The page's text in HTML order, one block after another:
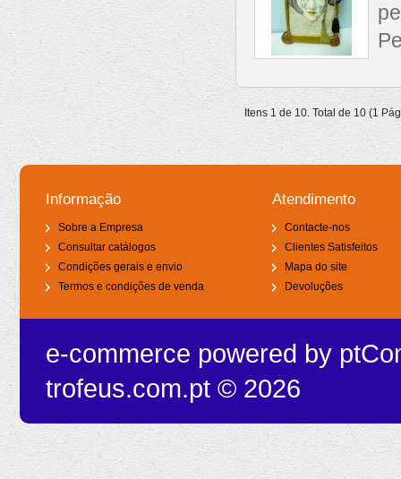
Itens 1 de 10. Total de 10 (1
Informação
Sobre a Empresa
Consultar catálogos
Condições gerais e envio
Termos e condições de venda
Atendimento
Contacte-nos
Clientes Satisfeitos
Mapa do site
Devoluções
e-commerce powered by
trofeus.com.pt © 2026